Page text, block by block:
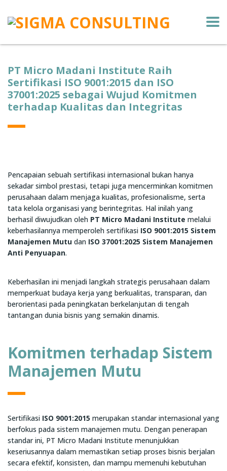
PT Micro Madani Institute Raih
Sertifikasi ISO 9001:2015 dan ISO
37001:2025 sebagai Wujud Komitmen
terhadap Kualitas dan Integritas
Pencapaian sebuah sertifikasi internasional bukan hanya
sekadar simbol prestasi, tetapi juga mencerminkan komitmen
perusahaan dalam menjaga kualitas, profesionalisme, serta
tata kelola organisasi yang berintegritas. Hal inilah yang
berhasil diwujudkan oleh PT Micro Madani Institute melalui
keberhasilannya memperoleh sertifikasi ISO 9001:2015 Sistem
Manajemen Mutu dan ISO 37001:2025 Sistem Manajemen
Anti Penyuapan.
Keberhasilan ini menjadi langkah strategis perusahaan dalam
memperkuat budaya kerja yang berkualitas, transparan, dan
berorientasi pada peningkatan berkelanjutan di tengah
tantangan dunia bisnis yang semakin dinamis.
Komitmen terhadap Sistem
Manajemen Mutu
Sertifikasi ISO 9001:2015 merupakan standar internasional yang
berfokus pada sistem manajemen mutu. Dengan penerapan
standar ini, PT Micro Madani Institute menunjukkan
keseriusannya dalam memastikan setiap proses bisnis berjalan
secara efektif, konsisten, dan mampu memenuhi kebutuhan